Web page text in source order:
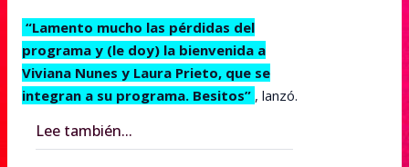
“Lamento mucho las pérdidas del
programa y (le doy) la bienvenida a
Viviana Nunes y Laura Prieto, que se
integran a su programa. Besitos” , lanzó.
Lee también...